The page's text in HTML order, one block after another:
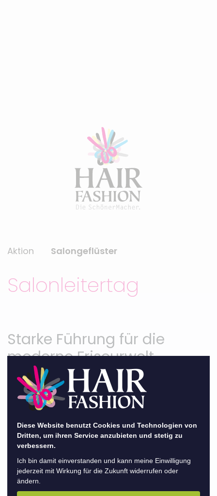
Aktion Salongeflüster
Salonleitertag
Starke Führung für die
moderne Friseurwelt
zurück
Gestern fand in unserer Academy ein ganz
ein inspirierendes und intensives Treffen, das
weit über den klassischen Austausch
hinausging.
Mit dabei waren nicht nur unsere
Diese Website benutzt Cookies und Technologien von
Dritten, um ihren Service anzubieten und stetig zu
verbessern.
Ich bin damit einverstanden und kann meine Einwilligung
jederzeit mit Wirkung für die Zukunft widerrufen oder
ändern.